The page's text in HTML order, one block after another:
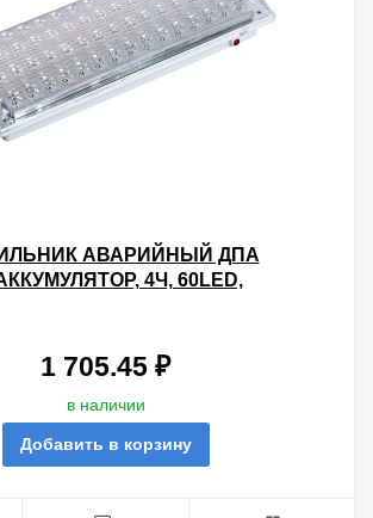
АВАРИЙНЫЙ ДПА
4Ч, 60LED,
1 705.45 ₽
в наличии
Добавить в корзину